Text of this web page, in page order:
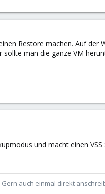
Restore machen. Auf der
man die ganze VM
und macht einen
auch einmal direkt